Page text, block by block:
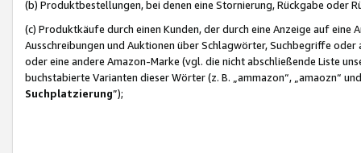
(b) Produktbestellungen, bei denen eine Stornierung, Rückgabe oder
(c) Produktkäufe durch einen Kunden, der durch eine Anzeige auf
Ausschreibungen und Auktionen über Schlagwörter, Suchbegriffe
oder eine andere Amazon-Marke (vgl. die nicht abschließende Liste
buchstabierte Varianten dieser Wörter (z. B. „ammazon“, „amaozn“
Suchplatzierung”);